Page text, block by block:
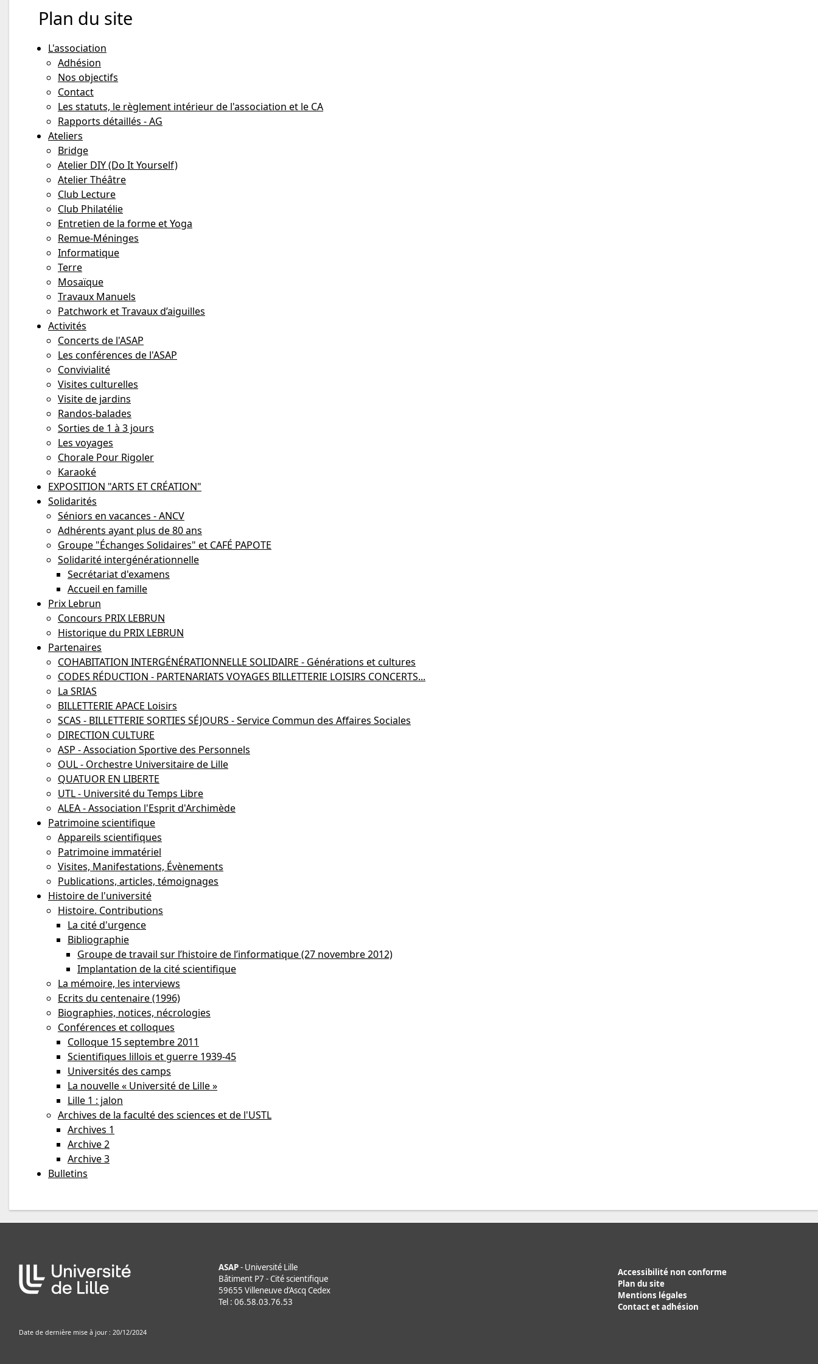
Plan du site
L'association
Adhésion
Nos objectifs
Contact
Les statuts, le règlement intérieur de l'association et le CA
Rapports détaillés - AG
Ateliers
Bridge
Atelier DIY (Do It Yourself)
Atelier Théâtre
Club Lecture
Club Philatélie
Entretien de la forme et Yoga
Remue-Méninges
Informatique
Terre
Mosaïque
Travaux Manuels
Patchwork et Travaux d’aiguilles
Activités
Concerts de l'ASAP
Les conférences de l'ASAP
Convivialité
Visites culturelles
Visite de jardins
Randos-balades
Sorties de 1 à 3 jours
Les voyages
Chorale Pour Rigoler
Karaoké
EXPOSITION "ARTS ET CRÉATION"
Solidarités
Séniors en vacances - ANCV
Adhérents ayant plus de 80 ans
Groupe "Échanges Solidaires" et CAFÉ PAPOTE
Solidarité intergénérationnelle
Secrétariat d'examens
Accueil en famille
Prix Lebrun
Concours PRIX LEBRUN
Historique du PRIX LEBRUN
Partenaires
COHABITATION INTERGÉNÉRATIONNELLE SOLIDAIRE - Générations et cultures
CODES RÉDUCTION - PARTENARIATS VOYAGES BILLETTERIE LOISIRS CONCERTS...
La SRIAS
BILLETTERIE APACE Loisirs
SCAS - BILLETTERIE SORTIES SÉJOURS - Service Commun des Affaires Sociales
DIRECTION CULTURE
ASP - Association Sportive des Personnels
OUL - Orchestre Universitaire de Lille
QUATUOR EN LIBERTE
UTL - Université du Temps Libre
ALEA - Association l'Esprit d'Archimède
Patrimoine scientifique
Appareils scientifiques
Patrimoine immatériel
Visites, Manifestations, Évènements
Publications, articles, témoignages
Histoire de l'université
Histoire. Contributions
La cité d'urgence
Bibliographie
Groupe de travail sur l’histoire de l’informatique (27 novembre 2012)
Implantation de la cité scientifique
La mémoire, les interviews
Ecrits du centenaire (1996)
Biographies, notices, nécrologies
Conférences et colloques
Colloque 15 septembre 2011
Scientifiques lillois et guerre 1939-45
Universités des camps
La nouvelle « Université de Lille »
Lille 1 : jalon
Archives de la faculté des sciences et de l'USTL
Archives 1
Archive 2
Archive 3
Bulletins
Date de dernière mise à jour : 20/12/2024
ASAP- Université Lille
Bâtiment P7 - Cité scientifique
59655 Villeneuve d’Ascq Cedex
Tel : 06.58.03.76.53
Accessibilité non conforme
Plan du site
Mentions légales
Contact et adhésion